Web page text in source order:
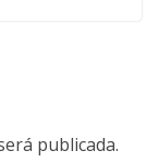
publicada.